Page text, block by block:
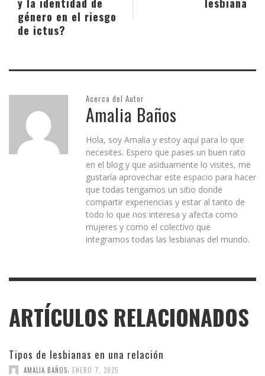
género en el riesgo
de ictus?
Acerca del Autor
Amalia Baños
Hola, soy Amalia y estoy aquí para lo que
necesites. Espero que pases un buen rato
en el blog y que asiduamente lo visites, me
gustaría aprovechar este espacio para hacer
que todas tengamos un sitio donde
compartir experiencias y estar al tanto de
todo lo que nos interesa y afecta como
mujeres y como el colectivo que
integramos todas las lesbianas del mundo.
ARTÍCULOS RELACIONADOS
Tipos de lesbianas en una relación
AMALIA BAÑOS ENERO 7, 2025